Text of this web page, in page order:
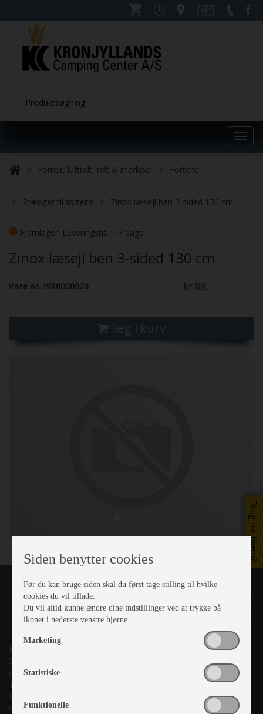
Brug for hjælp?
Fortelt, lufttelt, telt & markiser Fortelte
Stænger til fortelte Zinox læsejl ben 3-sided 130 cm
Fjernlager. Leveringstid 1-7 dage
Zinox læsejl ben 3-sided 130 cm
Vare nr. I9X0000020 kr 88,-
læg i kurv
Kronjyllands Camping Center A/S
Suderholmen 10, 8960 Randers SØ
(Lige ud til Grenåvej)
Tlf. +45 87 10 98 70
Info@as-kcc.dk
CVR: 33 38 77 33
Siden benytter cookies
Før du kan bruge siden skal du først tage stilling til hvilke
cookies du vil tillade.
Du vil altid kunne ændre dine indstillinger ved at trykke på
ikonet i nederste venstre hjørne.
Marketing
Statistiske
Funktionelle